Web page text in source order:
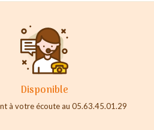
Disponible
à votre écoute au 05.63.45.01.29